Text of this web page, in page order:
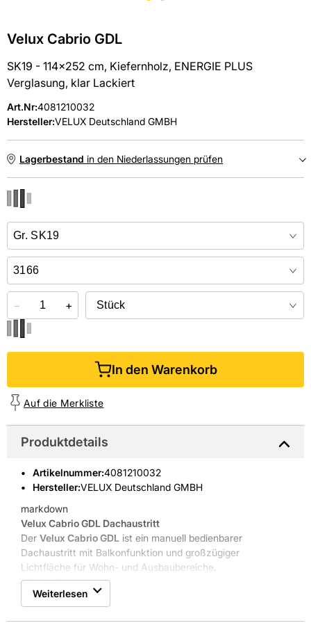
Velux Cabrio GDL
SK19 - 114x252 cm, Kiefernholz, ENERGIE PLUS
Verglasung, klar Lackiert
Art.Nr:4081210032
Hersteller:VELUX Deutschland GMBH
Lagerbestand in den Niederlassungen prüfen
Online kaufen &
− +
In den Warenkorb
Auf die Merkliste
Produktdetails
Artikelnummer:4081210032
Hersteller:VELUX Deutschland GMBH
markdown
Velux Cabrio GDL Dachaustritt
Der Velux Cabrio GDL ist ein manuell bedienbarer
Dachaustritt mit Balkonfunktion und großzügiger
Lichtfläche für Wohn- und Ausbaubereiche.
VELUX Deutschland GMBH bietet seit 1941 Dachfenster,
Oberlichter und Sonnenschutz für den professionellen
Einsatz.
Weiterlesen